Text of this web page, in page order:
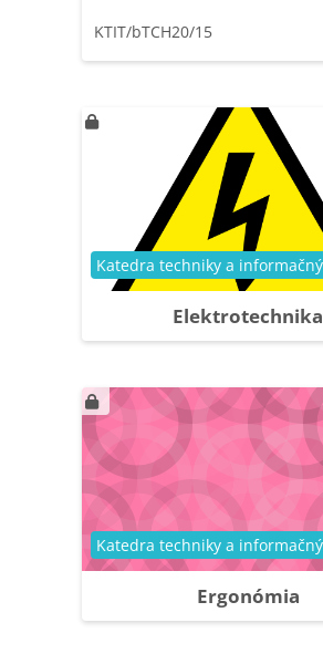
KTIT/bTCH20/15
Elektrotechnika
Kategória kurzu
Ergonómia
Kategória kurzu